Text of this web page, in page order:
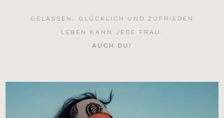
GELASSEN, GLÜCKLICH UND ZUFRIEDEN
LEBEN KANN JEDE FRAU.
AUCH DU!